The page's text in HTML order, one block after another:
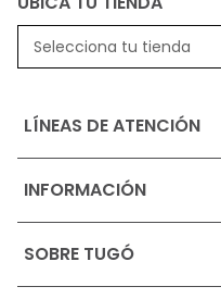
Selecciona tu tienda
LÍNEAS DE ATENCIÓN
INFORMACIÓN
Ofertas vigentes
Términos, condiciones
SOBRE TUGÓ